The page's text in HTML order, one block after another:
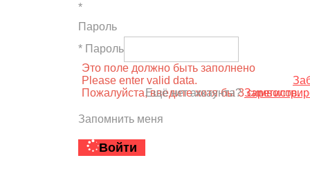
*
Пароль
* Пароль
Это поле должно быть заполнено
Please enter valid data.
Пожалуйста, введите хотя бы 3 символов.
Запомнить меня
Войти
Ещё нет аккаунта?